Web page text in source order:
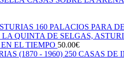
160 PALACIOS PARA
LA QUINTA DE SELGAS,
EL TIEMPO 50.00€
250 CASAS DE